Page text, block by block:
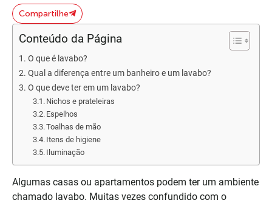
Compartilhe
Conteúdo da Página
O que é lavabo?
Qual a diferença entre um banheiro e um lavabo?
O que deve ter em um lavabo?
Nichos e prateleiras
Espelhos
Toalhas de mão
Itens de higiene
Iluminação
Algumas casas ou apartamentos podem ter um ambiente
chamado lavabo. Muitas vezes confundido com o